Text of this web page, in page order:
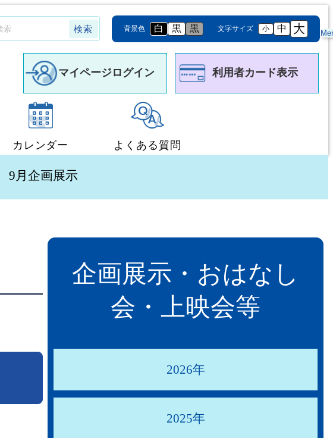
背景色 白 黒 黒 文字サイズ 小 中 大
マイページログイン 利用者カード表示
カレンダー よくある質問
9月企画展示
企画展示・おはなし
会・上映会等
2026年
2025年